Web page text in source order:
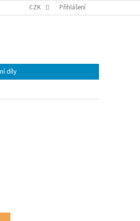
REKLAMACE
CZK Přihlášení
díly